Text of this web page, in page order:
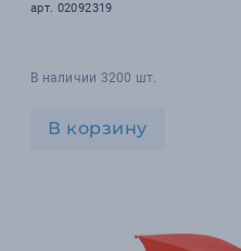
арт. 02092319
В наличии 3200 шт.
В корзину